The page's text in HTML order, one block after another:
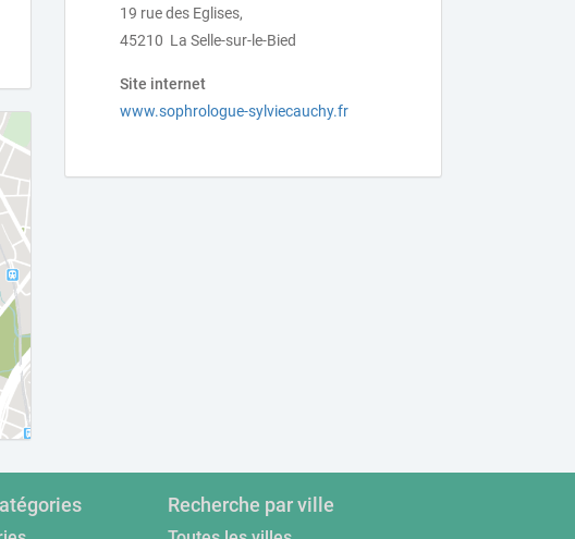
19 rue des Eglises,
45210 La Selle-sur-le-Bied
Site internet
www.sophrologue-sylviecauchy.fr
Recherche par ville